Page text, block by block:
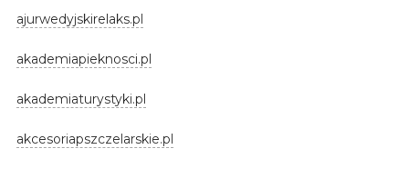
ajurwedyjskirelaks.pl
akademiapieknosci.pl
akademiaturystyki.pl
akcesoriapszczelarskie.pl